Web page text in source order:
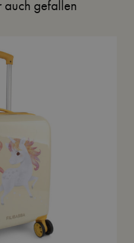
auch gefallen